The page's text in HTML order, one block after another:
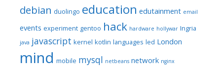
debian duolingo education edutainment email
events experiment gentoo hack hardware hollywar Ingria
java javascript kernel kotlin languages led London
mind mobile mysql netbeans network nginx